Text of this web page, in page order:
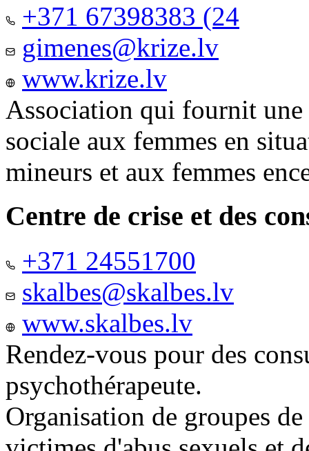
+371 67398383 (24
gimenes@krize.lv
www.krize.lv
Association qui fournit une
sociale aux femmes en
mineurs et aux femmes
Centre de crise et des
+371 24551700
skalbes@skalbes.lv
www.skalbes.lv
Rendez-vous pour des
psychothérapeute.
Organisation de groupes